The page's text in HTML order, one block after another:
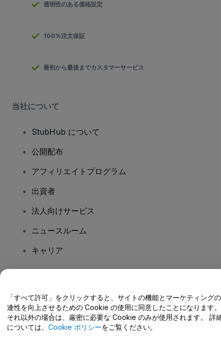
透明性のある価格設定
100%注文保証
最初から最後までカスタマーサービス
当社について
StubHub について
公開配布
アフィリエイトプログラム
出資者
法人向けサービス
ニュースルーム
キャリア
ヘルプセンター / こちらまでご連絡下さい
「すべて許可」をクリックすると、サイトの機能とマーケティング
連性を向上させるための Cookie の使用に同意したことになります。
それ以外の場合は、厳密に必要な Cookie のみが使用されます。 詳
については、 Cookie ポリシーをご覧ください。